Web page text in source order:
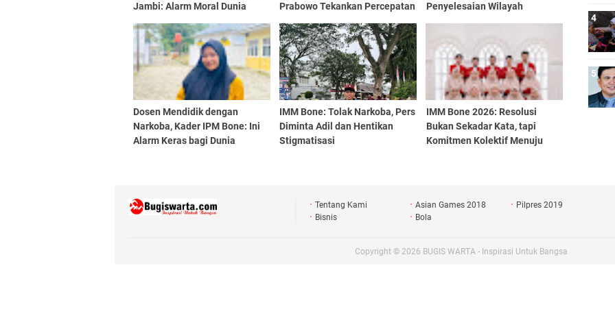
Jambi: Alarm Moral Dunia
Prabowo Tekankan Percepatan
Penyelesaian Wilayah
Dosen Mendidik dengan
Narkoba, Kader IPM Bone: Ini
Alarm Keras bagi Dunia
IMM Bone: Tolak Narkoba, Pers
Diminta Adil dan Hentikan
Stigmatisasi
IMM Bone 2026: Resolusi
Bukan Sekadar Kata, tapi
Komitmen Kolektif Menuju
Tentang Kami Asian Games 2018
Pilpres 2019
Bisnis
Bola
Copyright © 2026 BUGIS WARTA - Inspirasi Untuk Bangsa